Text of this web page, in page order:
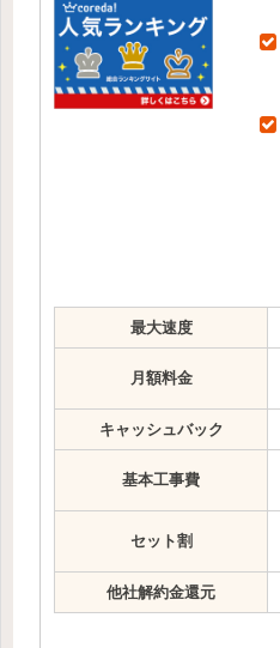
最大速度
月額料金
キャッシュバック
基本工事費
セット割
他社解約金還元